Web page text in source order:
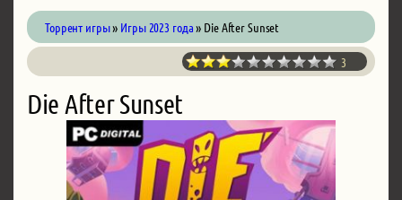
Торрент игры» Игры 2023 года» Die After Sunset
3
Die After Sunset